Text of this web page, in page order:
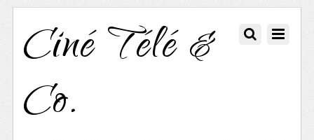
Ciné Télé &
Co.